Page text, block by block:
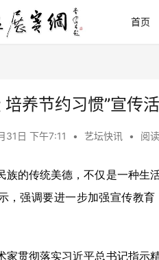
首页
养节约习惯”宣传
31日 下午7:11 • 艺坛快讯 • 阅
族的传统美德，不仅是一种生
，强调要进一步加强宣传教
家贯彻落实习近平总书记指示